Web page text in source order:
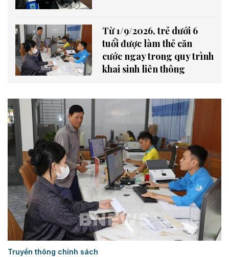
Từ 1/9/2026, trẻ dưới 6
tuổi được làm thẻ căn
cước ngay trong quy trình
khai sinh liên thông
Truyền thông chính sách